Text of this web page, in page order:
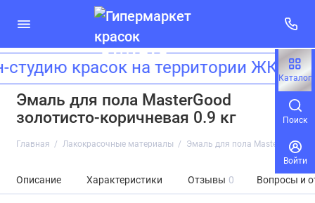
Каталог
Поиск
Войти
красок на территории ЖК
Эмаль для пола MasterGood
золотисто-коричневая 0.9 кг
Главная Лакокрасочные материалы Эмаль для пола MasterGood
Описание Характеристики Отзывы 0 Вопросы и